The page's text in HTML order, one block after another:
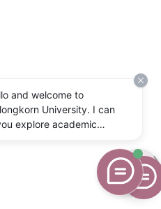
and welcome to
University. I can
explore academic